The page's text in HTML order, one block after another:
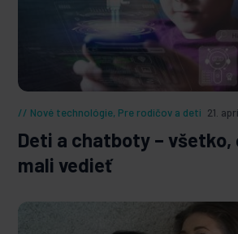
Nové technológie, Pre rodičov a deti 21.
Deti a chatboty – všetko,
mali vedieť